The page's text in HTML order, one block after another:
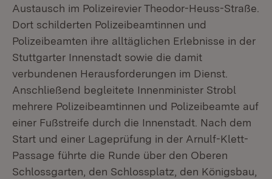
Austausch im Polizeirevier Theodor-Heuss-Straße.
Dort schilderten Polizeibeamtinnen und
Polizeibeamten ihre alltäglichen Erlebnisse in der
Stuttgarter Innenstadt sowie die damit
verbundenen Herausforderungen im Dienst.
Anschließend begleitete Innenminister Strobl
mehrere Polizeibeamtinnen und Polizeibeamte auf
einer Fußstreife durch die Innenstadt. Nach dem
Start und einer Lageprüfung in der Arnulf-Klett-
Passage führte die Runde über den Oberen
Schlossgarten, den Schlossplatz, den Königsbau,